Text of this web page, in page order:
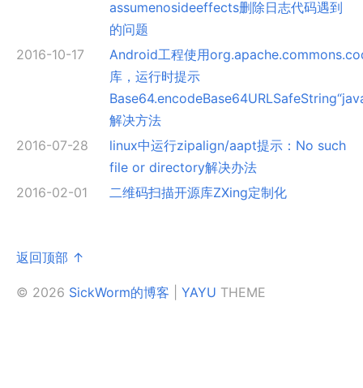
assumenosideeffects删除日志代码遇到
的问题
2016-10-17
Android工程使用
库，运行时提示
解决方法
2016-07-28
linux中运行zipalign/aapt提示：No such
file or directory解决办法
2016-02-01
二维码扫描开源库ZXing定制化
返回顶部 ↑
© 2026 SickWorm的博客 YAYU THEME